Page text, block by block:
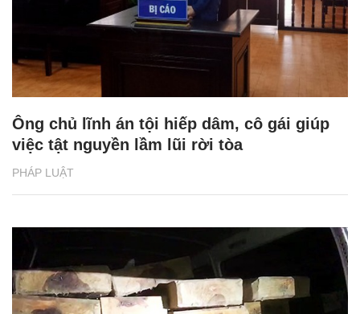
PHÁP LUẬT
Ông chủ lĩnh án tội hiếp dâm, cô gái giúp
việc tật nguyền lầm lũi rời tòa